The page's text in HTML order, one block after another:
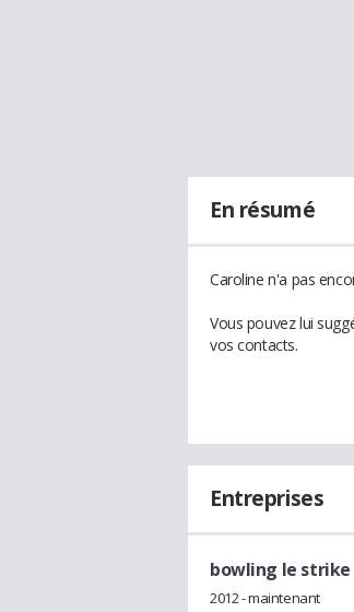
En résumé
Caroline n'a pas
Vous pouvez lui
vos contacts.
Entreprises
bowling le strike
2012 - maintenant